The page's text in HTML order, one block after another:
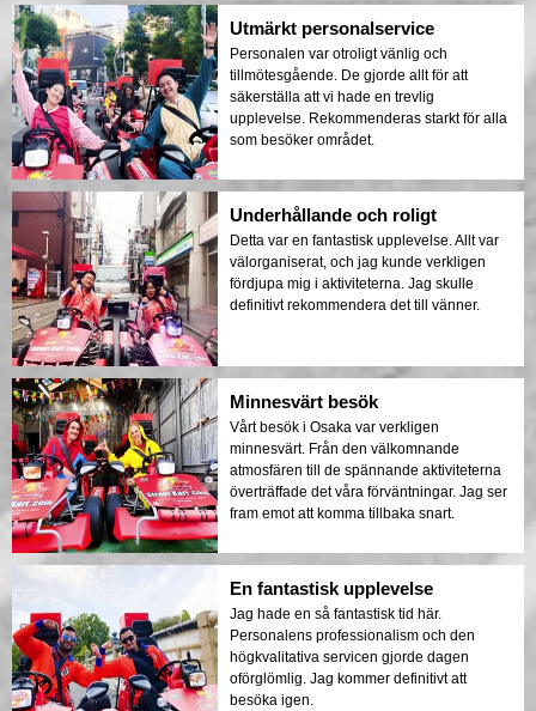
Utmärkt personalservice
Personalen var otroligt vänlig och
tillmötesgående. De gjorde allt för att
säkerställa att vi hade en trevlig
upplevelse. Rekommenderas starkt för alla
som besöker området.
Underhållande och roligt
Detta var en fantastisk upplevelse. Allt var
välorganiserat, och jag kunde verkligen
fördjupa mig i aktiviteterna. Jag skulle
definitivt rekommendera det till vänner.
Minnesvärt besök
Vårt besök i Osaka var verkligen
minnesvärt. Från den välkomnande
atmosfären till de spännande aktiviteterna
överträffade det våra förväntningar. Jag ser
fram emot att komma tillbaka snart.
En fantastisk upplevelse
Jag hade en så fantastisk tid här.
Personalens professionalism och den
högkvalitativa servicen gjorde dagen
oförglömlig. Jag kommer definitivt att
besöka igen.